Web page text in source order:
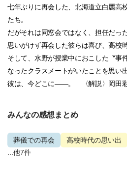
七年ぶりに再会した、北海道立白麗高
たち。
だがそれは同窓会ではなく、担任だっ
思いがけず再会した彼らは喜び、高校
そして、水野が授業中におこした〝事
なったクラスメートがいたことを思い
彼は、今どこに――。 〈解説〉岡田
みんなの感想まとめ
葬儀での再会 高校時代の思い出
...他7件